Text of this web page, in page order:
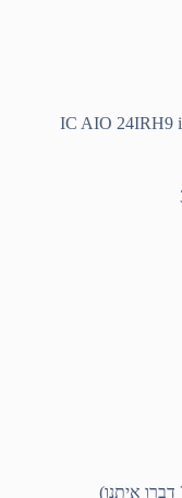
IC AIO 24IRH9